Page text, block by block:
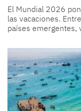
El Mundial 2026
las vacaciones.
países emergentes,